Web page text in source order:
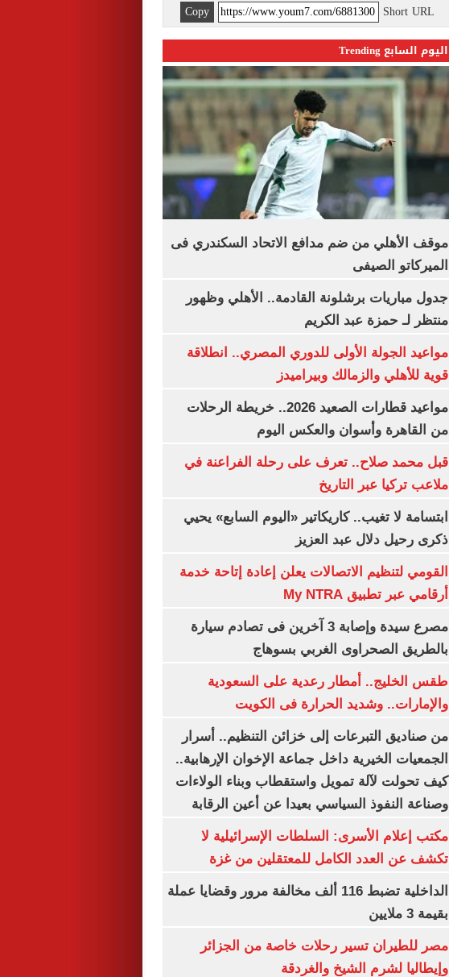
Short URL
Copy
اليوم السابع Trending
موقف الأهلي من ضم مدافع الاتحاد السكندري فى
الميركاتو الصيفى
جدول مباريات برشلونة القادمة.. الأهلي وظهور
منتظر لـ حمزة عبد الكريم
مواعيد الجولة الأولى للدوري المصري.. انطلاقة
قوية للأهلي والزمالك وبيراميدز
مواعيد قطارات الصعيد 2026.. خريطة الرحلات
من القاهرة وأسوان والعكس اليوم
قبل محمد صلاح.. تعرف على رحلة الفراعنة في
ملاعب تركيا عبر التاريخ
ابتسامة لا تغيب.. كاريكاتير «اليوم السابع» يحيي
ذكرى رحيل دلال عبد العزيز
القومي لتنظيم الاتصالات يعلن إعادة إتاحة خدمة
أرقامي عبر تطبيق My NTRA
مصرع سيدة وإصابة 3 آخرين فى تصادم سيارة
بالطريق الصحراوى الغربي بسوهاج
طقس الخليج.. أمطار رعدية على السعودية
والإمارات.. وشديد الحرارة فى الكويت
من صناديق التبرعات إلى خزائن التنظيم.. أسرار
الجمعيات الخيرية داخل جماعة الإخوان الإرهابية..
كيف تحولت لآلة تمويل واستقطاب وبناء الولاءات
وصناعة النفوذ السياسي بعيدا عن أعين الرقابة
مكتب إعلام الأسرى: السلطات الإسرائيلية لا
تكشف عن العدد الكامل للمعتقلين من غزة
الداخلية تضبط 116 ألف مخالفة مرور وقضايا عملة
بقيمة 3 ملايين
مصر للطيران تسير رحلات خاصة من الجزائر
وإيطاليا لشرم الشيخ والغردقة